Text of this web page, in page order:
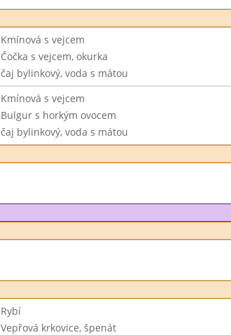
Kmínová s vejcem
Čočka s vejcem, okurka
čaj bylinkový, voda s mátou
Kmínová s vejcem
Bulgur s horkým ovocem
čaj bylinkový, voda s mátou
Rybí
Vepřová krkovice, špenát